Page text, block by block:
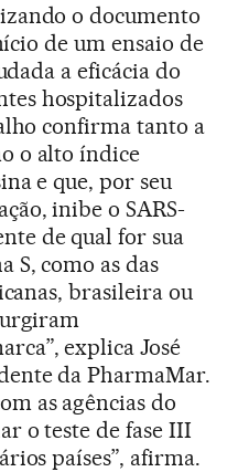
o documento
de um ensaio de
a eficácia do
hospitalizados
confirma tanto a
o alto índice
e que, por seu
inibe o SARS-
de qual for sua
S, como as das
brasileira ou
explica José
da PharmaMar.
as agências do
o teste de fase III
países”, afirma.